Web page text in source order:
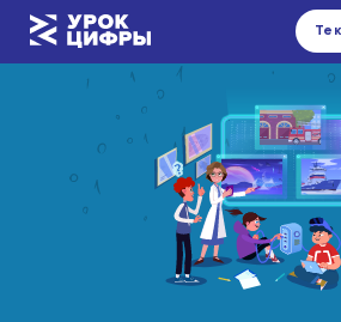
Каталог
Навигатор по
Новости
urok@data-